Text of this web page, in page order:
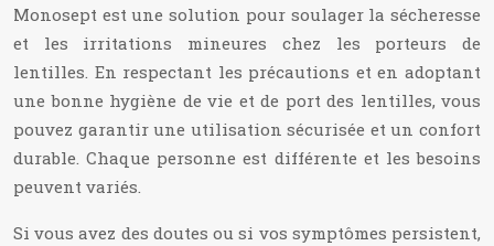
Monosept est une solution pour soulager la sécheresse
et les irritations mineures chez les porteurs de
lentilles. En respectant les précautions et en adoptant
une bonne hygiène de vie et de port des lentilles, vous
pouvez garantir une utilisation sécurisée et un confort
durable. Chaque personne est différente et les besoins
peuvent variés.
Si vous avez des doutes ou si vos symptômes persistent,